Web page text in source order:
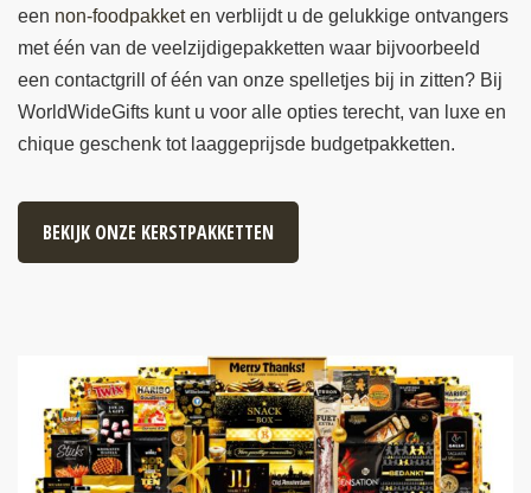
een non-foodpakketen verblijdt u de gelukkige ontvangers
met één van de veelzijdigepakketten waar bijvoorbeeld
een contactgrill of één van onze spelletjes bij in zitten? Bij
WorldWideGifts kunt u voor alle opties terecht, van luxe en
chique geschenk tot laaggeprijsde budgetpakketten.
BEKIJK ONZE KERSTPAKKETTEN